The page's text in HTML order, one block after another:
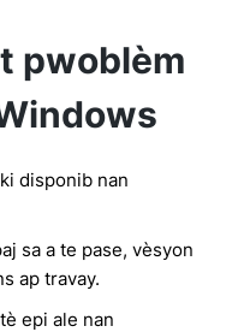
pwoblèm
disponib nan
sa a te pase, vèsyon
ap travay.
epi ale nan